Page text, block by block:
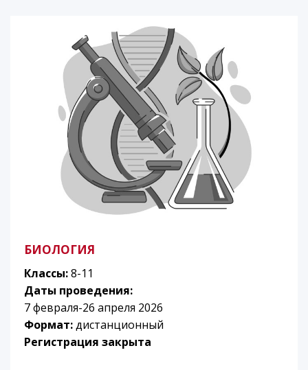
БИОЛОГИЯ
Классы:8-11
Даты проведения:
7 февраля-26 апреля 2026
Формат:дистанционный
Регистрация закрыта